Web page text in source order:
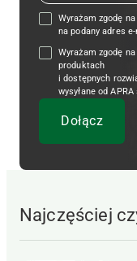
Wyrażam zgodę
na podany adres
Wyrażam zgodę
produktach
i dostępnych
wysyłane od
Najczęściej